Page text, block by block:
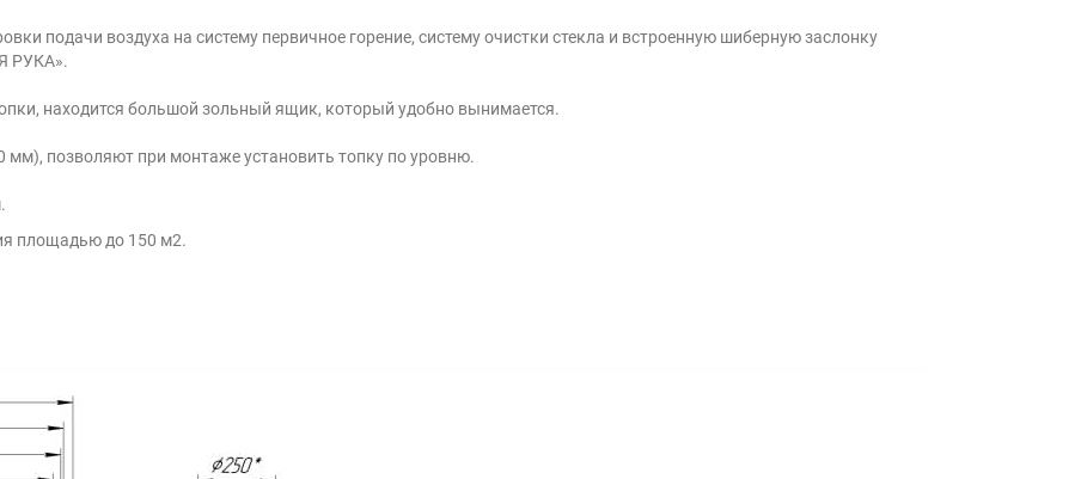
подачи воздуха на систему первичное горение, систему очистки стекла и встроенную шиберную заслонку
РУКА».
находится большой зольный ящик, который удобно вынимается.
позволяют при монтаже установить топку по уровню.
площадью до 150 м2.